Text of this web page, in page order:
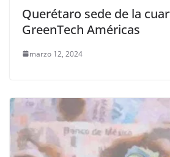
Querétaro sede de la
GreenTech Américas
marzo 12, 2024